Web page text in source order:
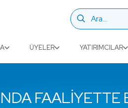
ÜYELER YATIRIMCILAR